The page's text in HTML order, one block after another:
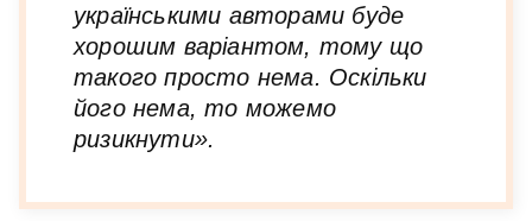
українськими авторами буде
хорошим варіантом, тому що
такого просто нема. Оскільки
його нема, то можемо
ризикнути».